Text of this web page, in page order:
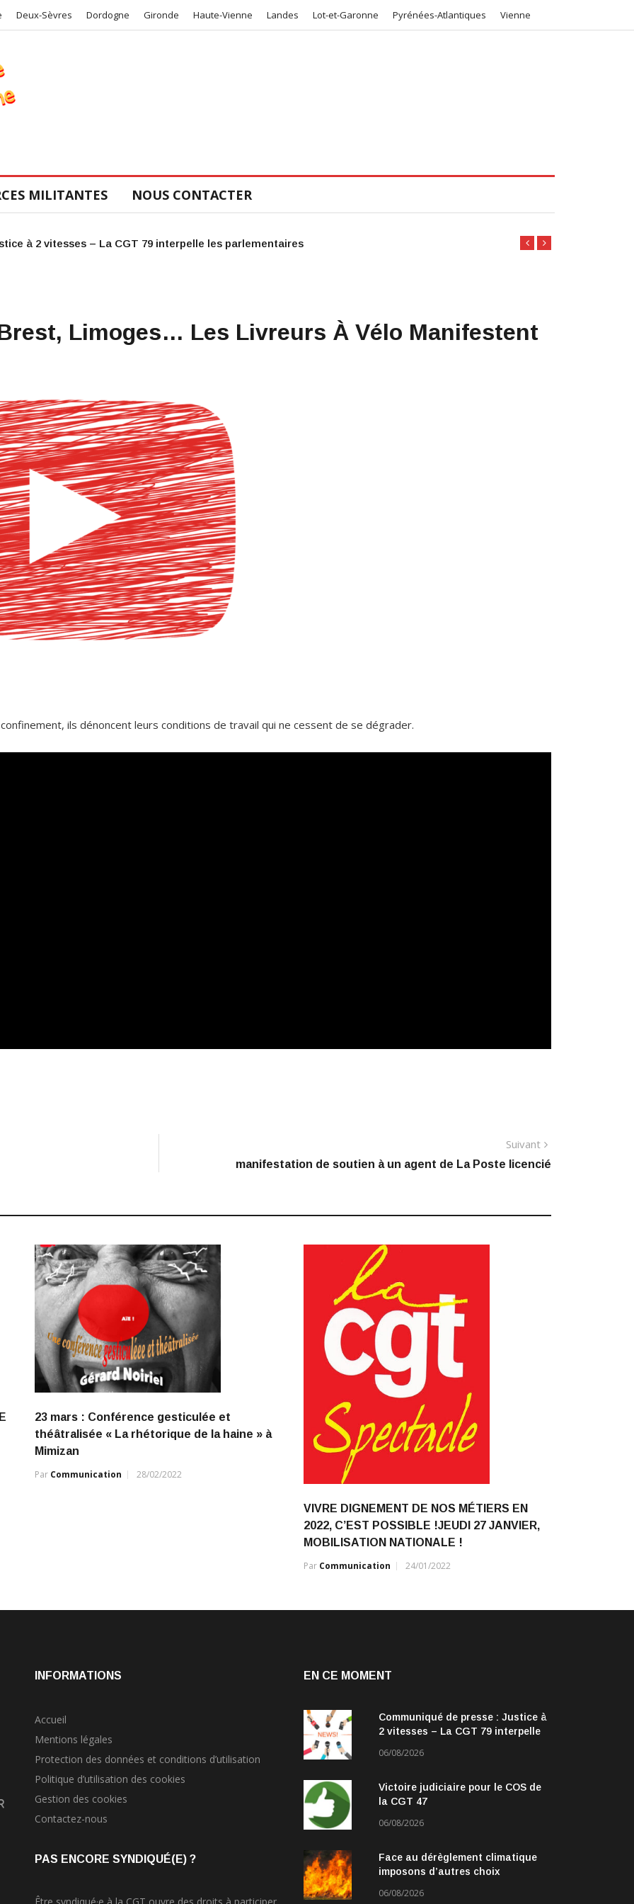
Deux-Sèvres Dordogne Gironde Haute-Vienne Landes Lot-et-Garonne Pyrénées-Atlantiques Vienne
MILITANTES NOUS CONTACTER
pour le COS de la CGT 47
Limoges… Les Livreurs À Vélo Manifestent
ils dénoncent leurs conditions de travail qui ne cessent de se dégrader.
Suivant
manifestation de soutien à un agent de La Poste licencié
23 mars : Conférence gesticulée et
théâtralisée « La rhétorique de la haine » à
Mimizan
Par Communication 28/02/2022
VIVRE DIGNEMENT DE NOS MÉTIERS EN
2022, C’EST POSSIBLE !JEUDI 27 JANVIER,
MOBILISATION NATIONALE !
Par Communication 24/01/2022
INFORMATIONS
Accueil
Mentions légales
Protection des données et conditions d’utilisation
Politique d’utilisation des cookies
Gestion des cookies
Contactez-nous
PAS ENCORE SYNDIQUÉ(E) ?
Être syndiqué·e à la CGT ouvre des droits à participer,
EN CE MOMENT
Communiqué de presse : Justice à
2 vitesses – La CGT 79 interpelle
06/08/2026
Victoire judiciaire pour le COS de
la CGT 47
06/08/2026
Face au dérèglement climatique
imposons d’autres choix
06/08/2026